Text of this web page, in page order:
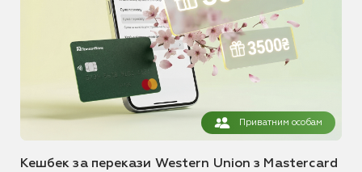
Приватним особам
Кешбек за перекази Western Union з Mastercard